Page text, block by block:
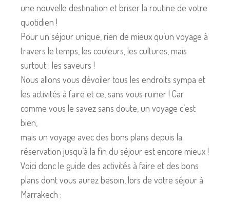
une nouvelle destination et briser la routine de votre
quotidien !
Pour un séjour unique, rien de mieux qu’un voyage à
travers le temps, les couleurs, les cultures, mais
surtout : les saveurs !
Nous allons vous dévoiler tous les endroits sympa et
les activités à faire et ce, sans vous ruiner ! Car
comme vous le savez sans doute, un voyage c’est
bien,
mais un voyage avec des bons plans depuis la
réservation jusqu’à la fin du séjour est encore mieux !
Voici donc le guide des activités à faire et des bons
plans dont vous aurez besoin, lors de votre séjour à
Marrakech :